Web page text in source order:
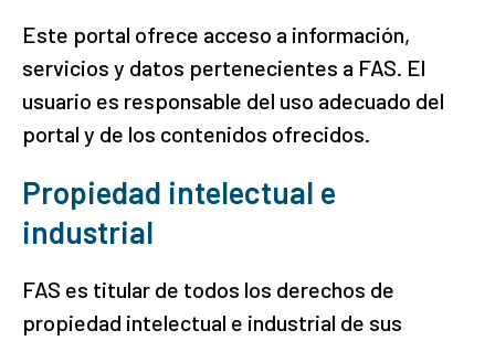
Este portal ofrece acceso a información,
servicios y datos pertenecientes a FAS. El
usuario es responsable del uso adecuado del
portal y de los contenidos ofrecidos.
Propiedad intelectual e
industrial
FAS es titular de todos los derechos de
propiedad intelectual e industrial de sus